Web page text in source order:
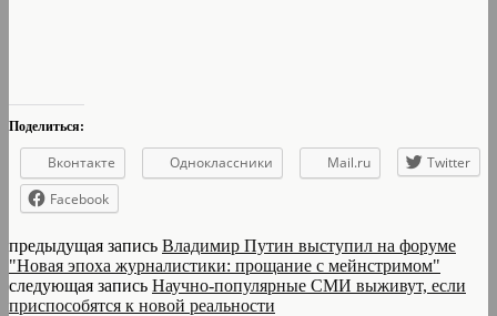
Поделиться:
Вконтакте Одноклассники Mail.ru
Twitter
Facebook
предыдущая запись Владимир Путин выступил на форуме
"Новая эпоха журналистики: прощание с мейнстримом"
следующая запись Научно-популярные СМИ выживут, если
приспособятся к новой реальности